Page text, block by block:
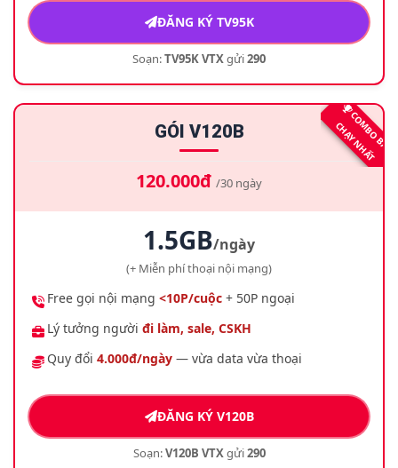
ĐĂNG KÝ TV95K
Soạn:TV95K VTXgửi290
C
O
M
B
O
B
Á
N
C
H
Ạ
Y
N
H
Ấ
T
GÓI V120B
120.000đ /30 ngày
1.5GB/ngày
(+ Miễn phí thoại nội mạng)
Free gọi nội mạng <10P/cuộc + 50P ngoại
Lý tưởng người đi làm, sale, CSKH
Quy đổi 4.000đ/ngày — vừa data vừa thoại
ĐĂNG KÝ V120B
Soạn:V120B VTXgửi290